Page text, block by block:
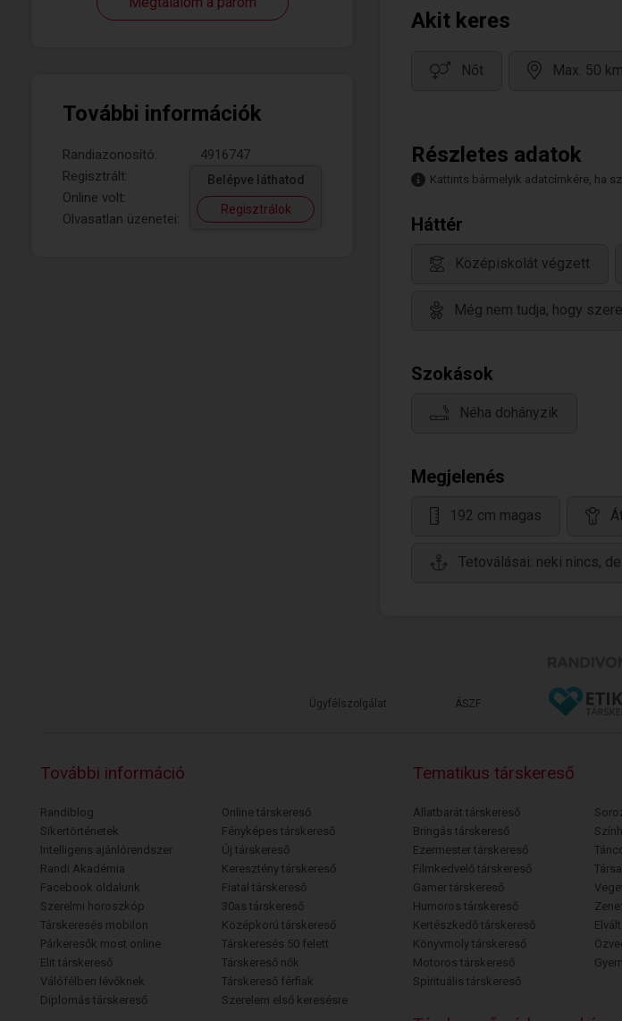
További információk
Randiazonosító:
4916747
Regisztrált:
Online volt:
Olvasatlan üzenetei:
Belépve láthatod
Regisztrálok
Akit keres
Nőt Max. 50
Részletes adatok
Kattints bármelyik adatcímkére, ha
Háttér
Középiskolát végzett
Még nem tudja, hogy
Szokások
Néha dohányzik
Megjelenés
192 cm magas
Tetoválásai: neki nincs,
Ügyfélszolgálat ÁSZF
További információ
Randiblog
Sikertörténetek
Intelligens ajánlórendszer
Randi Akadémia
Facebook oldalunk
Szerelmi horoszkóp
Társkeresés mobilon
Párkeresők most online
Elit társkereső
Válófélben lévőknek
Diplomás társkereső
Online társkereső
Fényképes társkereső
Új társkereső
Keresztény társkereső
Fiatal társkereső
30as társkereső
Középkorú társkereső
Társkeresés 50 felett
Társkereső nők
Társkereső férfiak
Szerelem első keresésre
Tematikus társkereső
Állatbarát társkereső
Bringás társkereső
Ezermester társkereső
Filmkedvelő társkereső
Gamer társkereső
Humoros társkereső
Kertészkedő társkereső
Könyvmoly társkereső
Motoros társkereső
Spirituális társkereső